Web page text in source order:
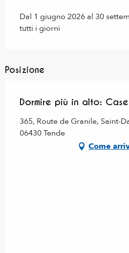
Dal 1 giugno 2026 al 30
tutti i giorni
Posizione
Dormire più in alto:
365, Route de Granile, Saint-
06430 Tende
Come